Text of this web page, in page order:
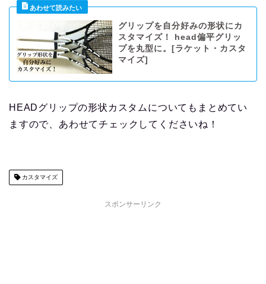
グリップを自分好みの形状にカ
スタマイズ！ head偏平グリッ
プを丸型に。[ラケット・カスタ
マイズ]
HEADグリップの形状カスタムについてもまとめてい
ますので、あわせてチェックしてくださいね！
カスタマイズ
スポンサーリンク